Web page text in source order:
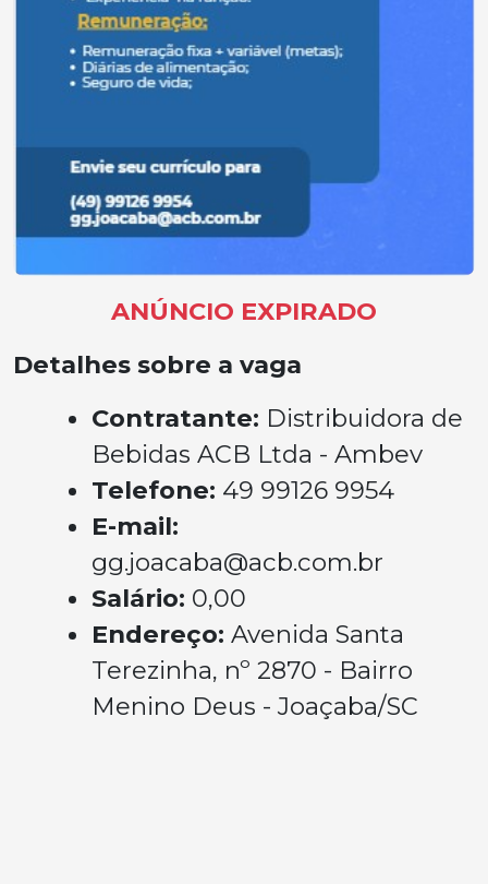
ANÚNCIO EXPIRADO
Detalhes sobre a vaga
Contratante: Distribuidora de
Bebidas ACB Ltda - Ambev
Telefone: 49 99126 9954
E-mail:
gg.joacaba@acb.com.br
Salário: 0,00
Endereço: Avenida Santa
Terezinha, nº 2870 - Bairro
Menino Deus - Joaçaba/SC